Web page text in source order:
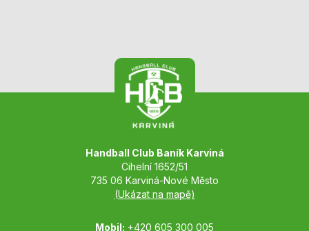
Handball Club Baník Karviná
Cihelní 1652/51
735 06 Karviná-Nové Město
(Ukázat na mapě)
Mobil: +420 605 300 005